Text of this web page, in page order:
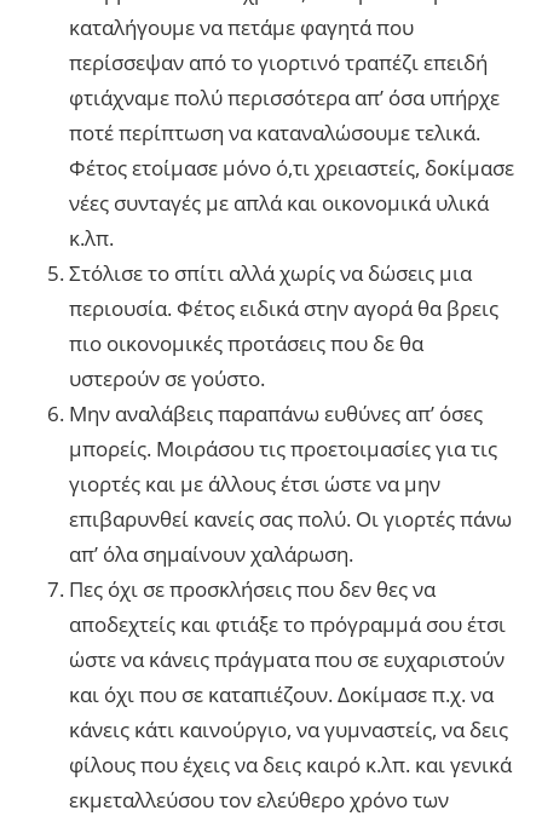
καταλήγουμε να πετάμε φαγητά που
περίσσεψαν από το γιορτινό τραπέζι επειδή
φτιάχναμε πολύ περισσότερα απ’ όσα υπήρχε
ποτέ περίπτωση να καταναλώσουμε τελικά.
Φέτος ετοίμασε μόνο ό,τι χρειαστείς, δοκίμασε
νέες συνταγές με απλά και οικονομικά υλικά
κ.λπ.
Στόλισε το σπίτι αλλά χωρίς να δώσεις μια
περιουσία. Φέτος ειδικά στην αγορά θα βρεις
πιο οικονομικές προτάσεις που δε θα
υστερούν σε γούστο.
Μην αναλάβεις παραπάνω ευθύνες απ’ όσες
μπορείς. Μοιράσου τις προετοιμασίες για τις
γιορτές και με άλλους έτσι ώστε να μην
επιβαρυνθεί κανείς σας πολύ. Οι γιορτές πάνω
απ’ όλα σημαίνουν χαλάρωση.
Πες όχι σε προσκλήσεις που δεν θες να
αποδεχτείς και φτιάξε το πρόγραμμά σου έτσι
ώστε να κάνεις πράγματα που σε ευχαριστούν
και όχι που σε καταπιέζουν. Δοκίμασε π.χ. να
κάνεις κάτι καινούργιο, να γυμναστείς, να δεις
φίλους που έχεις να δεις καιρό κ.λπ. και γενικά
εκμεταλλεύσου τον ελεύθερο χρόνο των